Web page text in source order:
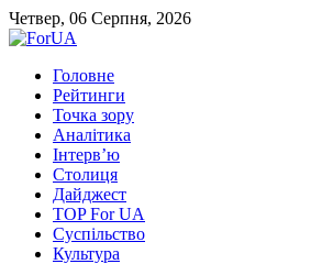
Четвер, 06 Серпня, 2026
Головне
Рейтинги
Точка зору
Аналітика
Інтерв’ю
Столиця
Дайджест
TOP For UA
Суспiльство
Культура